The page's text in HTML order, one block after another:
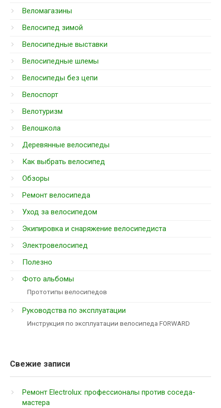
Веломагазины
Велосипед зимой
Велосипедные выставки
Велосипедные шлемы
Велосипеды без цепи
Велоспорт
Велотуризм
Велошкола
Деревянные велосипеды
Как выбрать велосипед
Обзоры
Ремонт велосипеда
Уход за велосипедом
Экипировка и снаряжение велосипедиста
Электровелосипед
Полезно
Фото альбомы
Прототипы велосипедов
Руководства по эксплуатации
Инструкция по эксплуатации велосипеда FORWARD
Свежие записи
Ремонт Electrolux: профессионалы против соседа-
мастера